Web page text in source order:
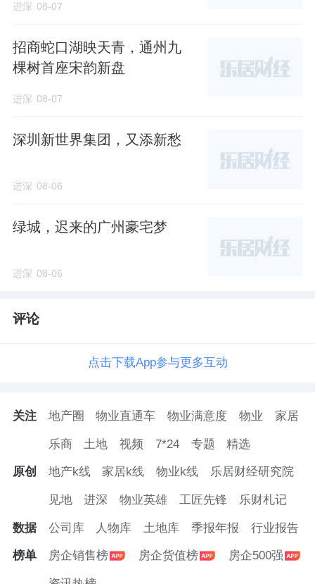
长了不少底气。眼下，具有国资背景的房企似乎活
得都不错，比如远洋、 等。因此，大家房产在
融资上或许比其它完全民营房企上要“方便”许多。
一般而言，非上市房企往往通过股权出质的方式进
行融资，大家房产也不例外。在融资缩紧的2021年
9月，杭州城建众创将持有大家房产价值7.425亿元
股权数额，质押予杭州城投。
4月，许久未通过股权出质融资的大家房产突然新
房产将上海景麟置业价值2亿元的股权数额出质予
隐秘“蓄水池”
往往单纯股权出质并不能满足地产“吞金兽”的扩张
与其他房企合作也是大家房产的扩张之道。例如，
在杭州浙朗投资股权上，大家房产拉来了绿城和德
信地产，由大家房产、绿城旗下浙江绿城房地产投
进深 08-07
招商蛇口湖映天青，通州九
棵树首座宋韵新盘
进深 08-07
深圳新世界集团，又添新愁
进深 08-06
绿城，迟来的广州豪宅梦
进深 08-06
评论
点击下载App参与更多互动
关注 地产圈 物业直通车 物业满意度 物业 家居
乐商 土地 视频 7*24 专题 精选
原创 地产k线 家居k线 物业k线 乐居财经研究院
见地 进深 物业英雄 工匠先锋 乐财札记
数据 公司库 人物库 土地库 季报年报 行业报告
榜单 房企销售榜 房企货值榜 房企500强